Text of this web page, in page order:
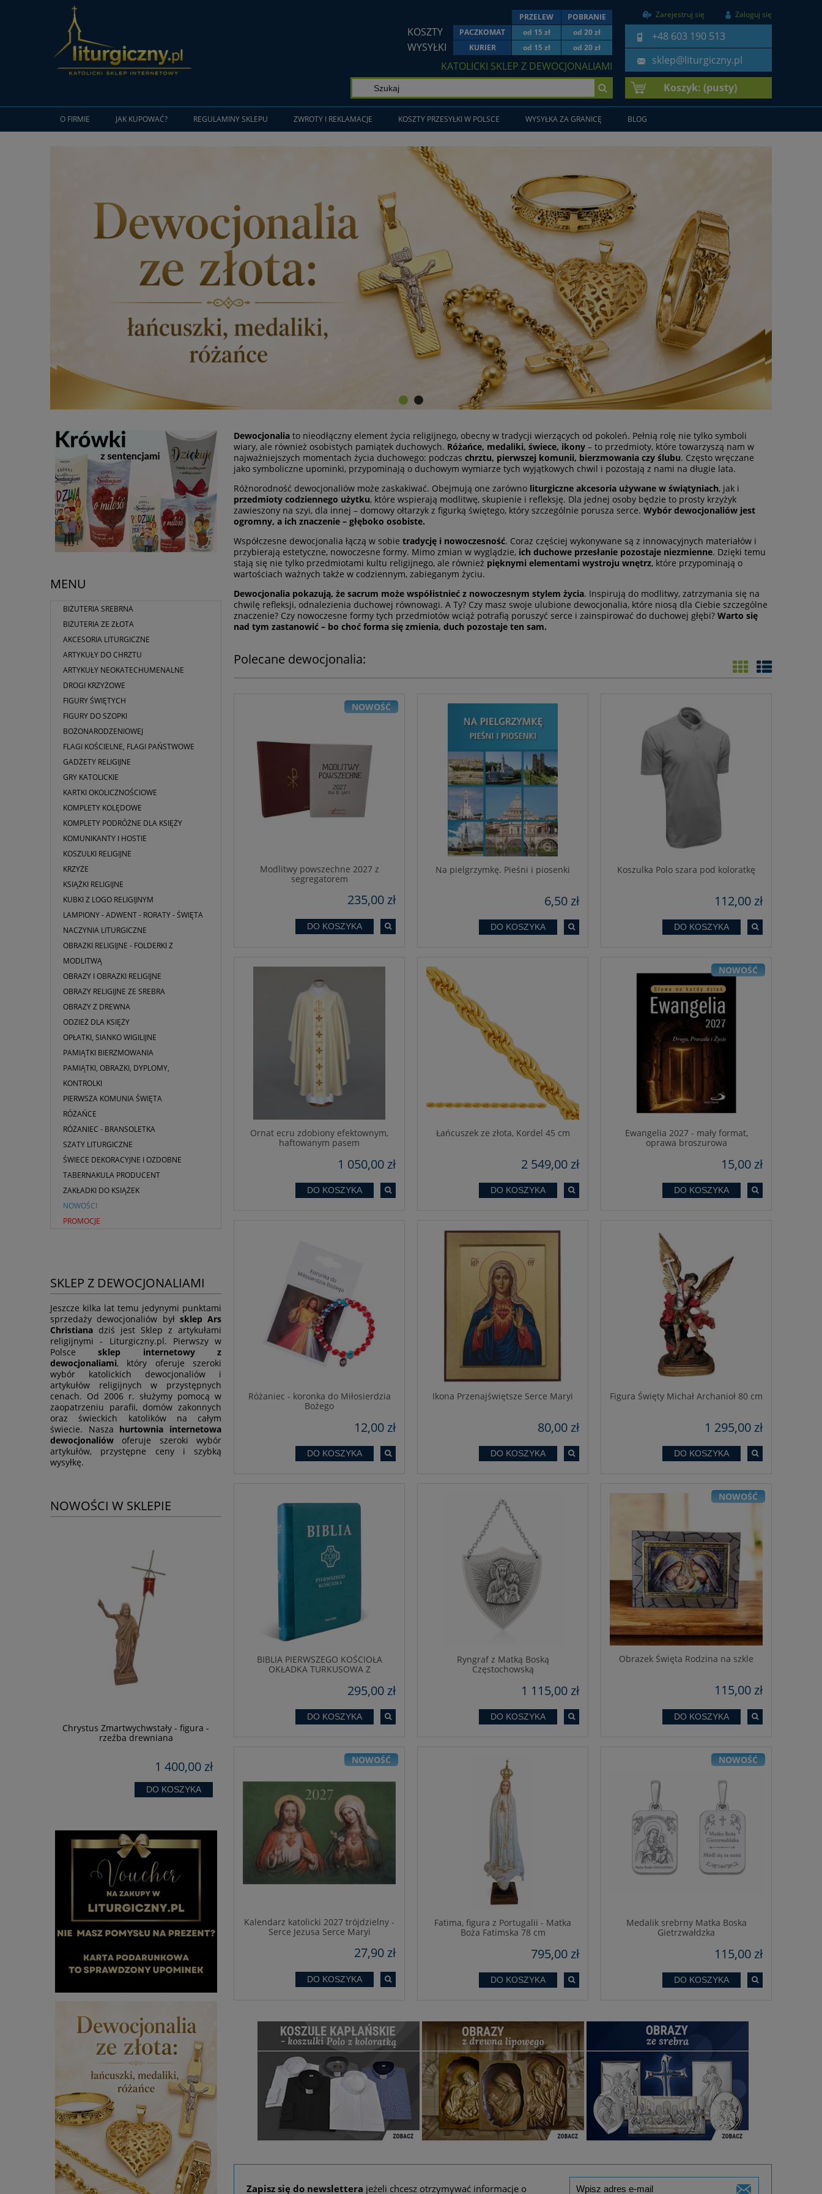
Zarejestruj się Zaloguj się
+48 603 190 513
sklep@liturgiczny.pl
PRZELEW POBRANIE
KOSZTY PACZKOMAT od 15 zł od 20 zł
WYSYŁKI KURIER od 15 zł od 20 zł
KATOLICKI SKLEP Z DEWOCJONALIAMI
Koszyk: (pusty)
O FIRMIE JAK KUPOWAĆ? REGULAMINY SKLEPU ZWROTY I REKLAMACJE KOSZTY PRZESYŁKI W POLSCE WYSYŁKA ZA GRANICĘ BLOG
MENU
BIŻUTERIA SREBRNA
BIŻUTERIA ZE ZŁOTA
AKCESORIA LITURGICZNE
ARTYKUŁY DO CHRZTU
ARTYKUŁY NEOKATECHUMENALNE
DROGI KRZYŻOWE
FIGURY ŚWIĘTYCH
FIGURY DO SZOPKI
BOŻONARODZENIOWEJ
FLAGI KOŚCIELNE, FLAGI PAŃSTWOWE
GADŻETY RELIGIJNE
GRY KATOLICKIE
KARTKI OKOLICZNOŚCIOWE
KOMPLETY KOLĘDOWE
KOMPLETY PODRÓŻNE DLA KSIĘŻY
KOMUNIKANTY I HOSTIE
KOSZULKI RELIGIJNE
KRZYŻE
KSIĄŻKI RELIGIJNE
KUBKI Z LOGO RELIGIJNYM
LAMPIONY - ADWENT - RORATY - ŚWIĘTA
NACZYNIA LITURGICZNE
OBRAZKI RELIGIJNE - FOLDERKI Z
MODLITWĄ
OBRAZY I OBRAZKI RELIGIJNE
OBRAZY RELIGIJNE ZE SREBRA
OBRAZY Z DREWNA
ODZIEŻ DLA KSIĘŻY
OPŁATKI, SIANKO WIGILIJNE
PAMIĄTKI BIERZMOWANIA
PAMIĄTKI, OBRAZKI, DYPLOMY,
KONTROLKI
PIERWSZA KOMUNIA ŚWIĘTA
RÓŻAŃCE
RÓŻANIEC - BRANSOLETKA
SZATY LITURGICZNE
ŚWIECE DEKORACYJNE I OZDOBNE
TABERNAKULA PRODUCENT
ZAKŁADKI DO KSIĄŻEK
NOWOŚCI
PROMOCJE
SKLEP Z DEWOCJONALIAMI
Jeszcze kilka lat temu jedynymi punktami
sprzedaży dewocjonaliów był sklep Ars
Christiana dziś jest Sklep z artykułami
religijnymi - Liturgiczny.pl. Pierwszy w
Polscesklep internetowy z
dewocjonaliami, który oferuje szeroki
wybór katolickich dewocjonaliów i
artykułów religijnych w przystępnych
cenach. Od 2006 r. służymy pomocą w
zaopatrzeniu parafii, domów zakonnych
oraz świeckich katolików na całym
świecie. Nasza hurtownia internetowa
dewocjonaliów oferuje szeroki wybór
artykułów, przystępne ceny i szybką
wysyłkę.
NOWOŚCI W SKLEPIE
Chrystus Zmartwychwstały - figura -
rzeźba drewniana
1 400,00 zł
DO KOSZYKA
Święta Rita 28 cm - rzeźba figura
980,00 zł
DO KOSZYKA
Kalendarz - Uniwersalny
DO KOSZYKA
Kalendarz ścienny 2027 - Madonny
25,95 zł
DO KOSZYKA
Kalendarz
Dewocjonalia to nieodłączny element życia religijnego, obecny w tradycji wierzących od pokoleń. Pełnią rolę nie tylko symboli
wiary, ale również osobistych pamiątek duchowych. Różańce, medaliki, świece, ikony – to przedmioty, które towarzyszą nam w
najważniejszych momentach życia duchowego: podczas chrztu, pierwszej komunii, bierzmowania czy ślubu. Często wręczane
jako symboliczne upominki, przypominają o duchowym wymiarze tych wyjątkowych chwil i pozostają z nami na długie lata.
Różnorodność dewocjonaliów może zaskakiwać. Obejmują one zarówno liturgiczne akcesoria używane w świątyniach, jak i
przedmioty codziennego użytku, które wspierają modlitwę, skupienie i refleksję. Dla jednej osoby będzie to prosty krzyżyk
zawieszony na szyi, dla innej – domowy ołtarzyk z figurką świętego, który szczególnie porusza serce. Wybór dewocjonaliów jest
ogromny, a ich znaczenie – głęboko osobiste.
Współczesne dewocjonalia łączą w sobie tradycję i nowoczesność. Coraz częściej wykonywane są z innowacyjnych materiałów i
przybierają estetyczne, nowoczesne formy. Mimo zmian w wyglądzie, ich duchowe przesłanie pozostaje niezmienne. Dzięki temu
stają się nie tylko przedmiotami kultu religijnego, ale również pięknymi elementami wystroju wnętrz, które przypominają o
wartościach ważnych także w codziennym, zabieganym życiu.
Dewocjonalia pokazują, że sacrum może współistnieć z nowoczesnym stylem życia. Inspirują do modlitwy, zatrzymania się na
chwilę refleksji, odnalezienia duchowej równowagi. A Ty? Czy masz swoje ulubione dewocjonalia, które niosą dla Ciebie szczególne
znaczenie? Czy nowoczesne formy tych przedmiotów wciąż potrafią poruszyć serce i zainspirować do duchowej głębi? Warto się
nad tym zastanowić – bo choć forma się zmienia, duch pozostaje ten sam.
Polecane dewocjonalia:
Modlitwy powszechne 2027 z
segregatorem
235,00 zł
DO KOSZYKA
NOWOŚĆ
Na pielgrzymkę. Pieśni i piosenki
6,50 zł
DO KOSZYKA
Koszulka Polo szara pod koloratkę
112,00 zł
DO KOSZYKA
Ornat ecru zdobiony efektownym,
haftowanym pasem
1 050,00 zł
DO KOSZYKA
Łańcuszek ze złota, Kordel 45 cm
2 549,00 zł
DO KOSZYKA
Ewangelia 2027 - mały format,
oprawa broszurowa
15,00 zł
DO KOSZYKA
NOWOŚĆ
Różaniec - koronka do Miłosierdzia
Bożego
12,00 zł
DO KOSZYKA
Ikona Przenajświętsze Serce Maryi
80,00 zł
DO KOSZYKA
Figura Święty Michał Archanioł 80 cm
1 295,00 zł
DO KOSZYKA
BIBLIA PIERWSZEGO KOŚCIOŁA
OKŁADKA TURKUSOWA Z
295,00 zł
DO KOSZYKA
Ryngraf z Matką Boską
Częstochowską
1 115,00 zł
DO KOSZYKA
Obrazek Święta Rodzina na szkle
115,00 zł
DO KOSZYKA
NOWOŚĆ
Kalendarz katolicki 2027 trójdzielny -
Serce Jezusa Serce Maryi
27,90 zł
DO KOSZYKA
NOWOŚĆ
Fatima, figura z Portugalii - Matka
Boża Fatimska 78 cm
795,00 zł
DO KOSZYKA
Medalik srebrny Matka Boska
Gietrzwałdzka
115,00 zł
DO KOSZYKA
NOWOŚĆ
Zapisz się do newslettera jeżeli chcesz otrzymywać informacje o